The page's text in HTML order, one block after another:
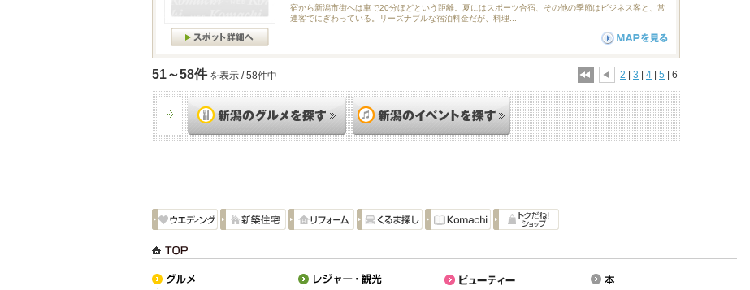
宿から新潟市街へは車で20分ほどという距離。夏にはスポーツ合宿、その他の季節はビジネス客と、常
連客でにぎわっている。リーズナブルな宿泊料金だが、料理...
51～58件 を表示 / 58件中 2 3 4 5 | 6